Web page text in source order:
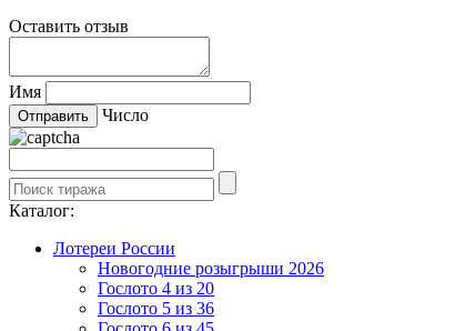
Оставить отзыв
Имя
Число
Каталог:
Лотереи России
Новогодние розыгрыши 2026
Гослото 4 из 20
Гослото 5 из 36